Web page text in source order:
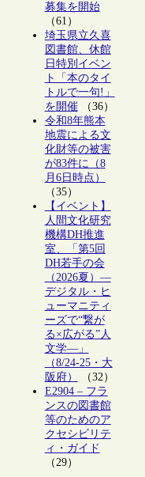
募集を開始
（61）
埼玉県立久喜
図書館、休館
日特別イベン
ト「本のタイ
トルで一句!」
を開催（36）
令和8年熊本
地震による文
化財等の被害
が83件に（8
月6日時点）
（35）
【イベント】
人間文化研究
機構DH推進
室、「第5回
DH若手の会
（2026夏）―
デジタル・ヒ
ューマニティ
ーズで“繋が
る×広がる”人
文学―」
（8/24-25・大
阪府）
（32）
E2904 – フラ
ンスの図書館
等のためのア
クセシビリテ
ィ・ガイド
（29）